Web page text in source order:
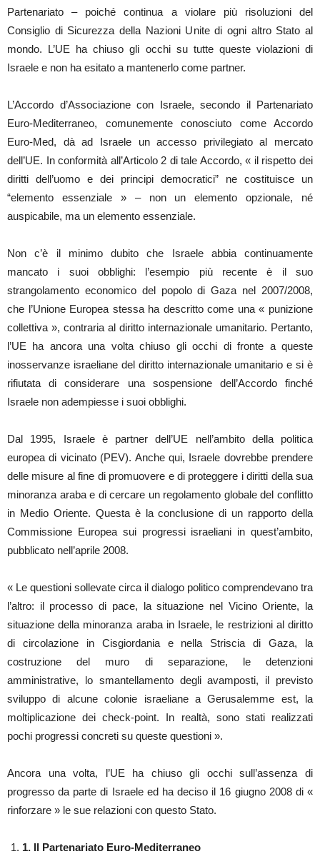
Partenariato – poiché continua a violare più risoluzioni del
Consiglio di Sicurezza della Nazioni Unite di ogni altro Stato al
mondo. L’UE ha chiuso gli occhi su tutte queste violazioni di
Israele e non ha esitato a mantenerlo come partner.
L’Accordo d’Associazione con Israele, secondo il Partenariato
Euro-Mediterraneo, comunemente conosciuto come Accordo
Euro-Med, dà ad Israele un accesso privilegiato al mercato
dell’UE. In conformità all’Articolo 2 di tale Accordo, « il rispetto dei
diritti dell’uomo e dei principi democratici” ne costituisce un
“elemento essenziale » – non un elemento opzionale, né
auspicabile, ma un elemento essenziale.
Non c’è il minimo dubito che Israele abbia continuamente
mancato i suoi obblighi: l’esempio più recente è il suo
strangolamento economico del popolo di Gaza nel 2007/2008,
che l’Unione Europea stessa ha descritto come una « punizione
collettiva », contraria al diritto internazionale umanitario. Pertanto,
l’UE ha ancora una volta chiuso gli occhi di fronte a queste
inosservanze israeliane del diritto internazionale umanitario e si è
rifiutata di considerare una sospensione dell’Accordo finché
Israele non adempiesse i suoi obblighi.
Dal 1995, Israele è partner dell’UE nell’ambito della politica
europea di vicinato (PEV). Anche qui, Israele dovrebbe prendere
delle misure al fine di promuovere e di proteggere i diritti della sua
minoranza araba e di cercare un regolamento globale del conflitto
in Medio Oriente. Questa è la conclusione di un rapporto della
Commissione Europea sui progressi israeliani in quest’ambito,
pubblicato nell’aprile 2008.
« Le questioni sollevate circa il dialogo politico comprendevano tra
l’altro: il processo di pace, la situazione nel Vicino Oriente, la
situazione della minoranza araba in Israele, le restrizioni al diritto
di circolazione in Cisgiordania e nella Striscia di Gaza, la
costruzione del muro di separazione, le detenzioni
amministrative, lo smantellamento degli avamposti, il previsto
sviluppo di alcune colonie israeliane a Gerusalemme est, la
moltiplicazione dei check-point. In realtà, sono stati realizzati
pochi progressi concreti su queste questioni ».
Ancora una volta, l’UE ha chiuso gli occhi sull’assenza di
progresso da parte di Israele ed ha deciso il 16 giugno 2008 di «
rinforzare » le sue relazioni con questo Stato.
1. Il Partenariato Euro-Mediterraneo